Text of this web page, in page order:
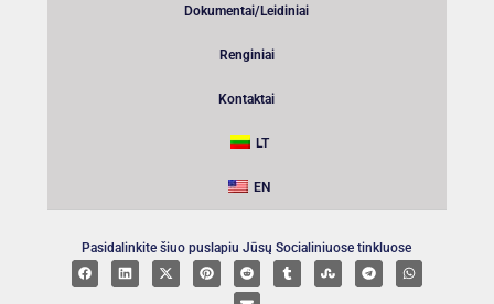
Dokumentai/Leidiniai
Renginiai
Kontaktai
LT
EN
Pasidalinkite šiuo puslapiu Jūsų Socialiniuose tinkluose